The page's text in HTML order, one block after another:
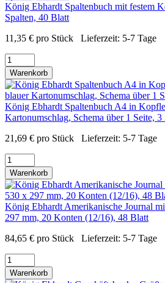
König Ebhardt Spaltenbuch mit festem
Spalten, 40 Blatt
11,35 € pro Stück Lieferzeit: 5-7 Tage
Warenkorb
König Ebhardt Spaltenbuch A4 in
Kartonumschlag, Schema über 1 Seite,
21,69 € pro Stück Lieferzeit: 5-7 Tage
Warenkorb
König Ebhardt Amerikanische Journal
297 mm, 20 Konten (12/16), 48 Blatt
84,65 € pro Stück Lieferzeit: 5-7 Tage
Warenkorb